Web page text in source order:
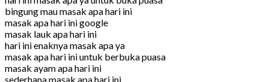
bingung mau masak apa hari ini
masak apa hari ini google
masak lauk apa hari ini
hari ini enaknya masak apa ya
masak apa hari ini untuk berbuka puasa
masak ayam apa hari ini
sederhana masak apa hari ini